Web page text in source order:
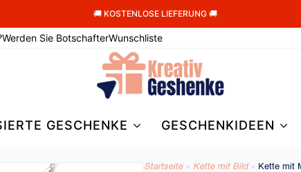
🚚 KOSTENLOSE LIEFERUNG 🚚
Werden Sie BotschafterWunschliste
GESCHENKE GESCHENKIDEEN
Startseite » Kette mit Bild » Kette mit